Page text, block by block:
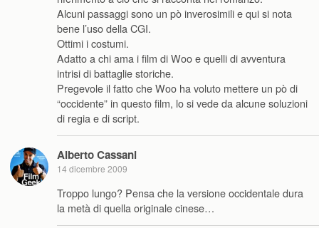
Alcuni passaggi sono un pò inverosimili e qui si nota
bene l’uso della CGI.
Ottimi i costumi.
Adatto a chi ama i film di Woo e quelli di avventura
intrisi di battaglie storiche.
Pregevole il fatto che Woo ha voluto mettere un pò di
“occidente” in questo film, lo si vede da alcune soluzioni
di regia e di script.
Alberto Cassani
14 dicembre 2009
Troppo lungo? Pensa che la versione occidentale dura
la metà di quella originale cinese…